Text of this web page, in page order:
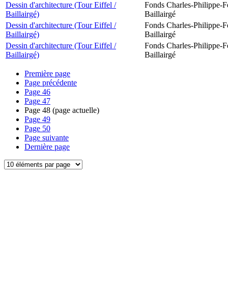
Dessin d'architecture (Tour Eiffel /
Baillairgé)
Fonds Charles-Philippe-
Baillairgé
Dessin d'architecture (Tour Eiffel /
Baillairgé)
Fonds Charles-Philippe-
Baillairgé
Dessin d'architecture (Tour Eiffel /
Baillairgé)
Fonds Charles-Philippe-
Baillairgé
Première page
Page précédente
Page 46
Page 47
Page 48 (page actuelle)
Page 49
Page 50
Page suivante
Dernière page